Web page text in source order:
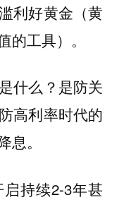
利好黄金（黄
工具）。
什么？是防关
高利率时代的
。
持续2-3年甚